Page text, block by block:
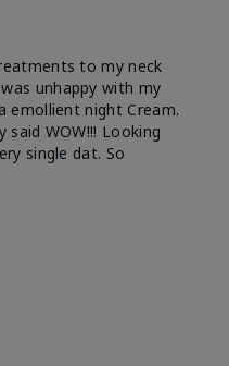
to my neck
unhappy with my
emollient night Cream.
WOW!!! Looking
single dat. So